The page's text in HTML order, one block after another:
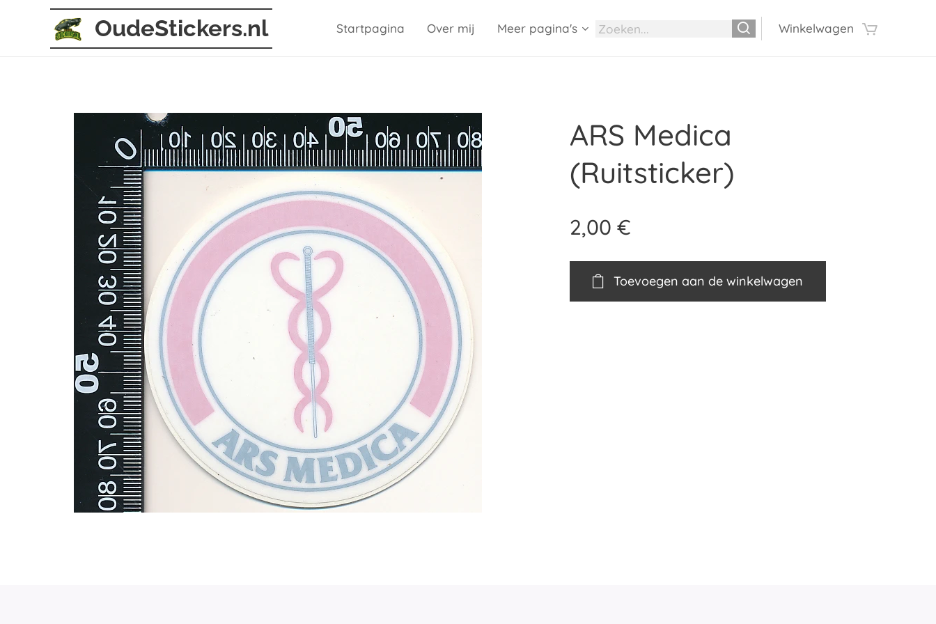
OudeStickers.nl Startpagina Over mij Meer pagina's Winkelwagen
ARS Medica
(Ruitsticker)
2,00 €
Toevoegen aan de winkelwagen